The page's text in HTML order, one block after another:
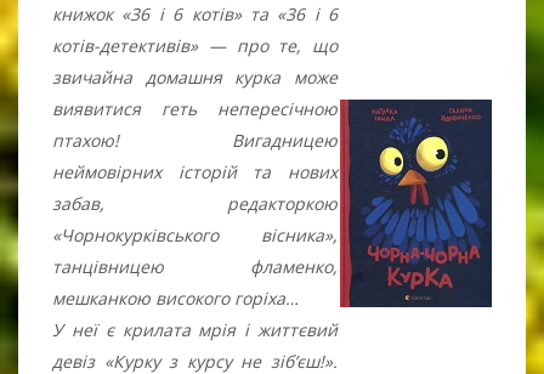
книжок «36 і 6 котів» та «36 і 6
котів-детективів» — про те, що
звичайна домашня курка може
виявитися геть непересічною
птахою! Вигадницею
неймовірних історій та нових
забав, редакторкою
«Чорнокурківського вісника»,
танцівницею фламенко,
мешканкою високого горіха…
У неї є крилата мрія і життєвий
девіз «Курку з курсу не зіб’єш!».